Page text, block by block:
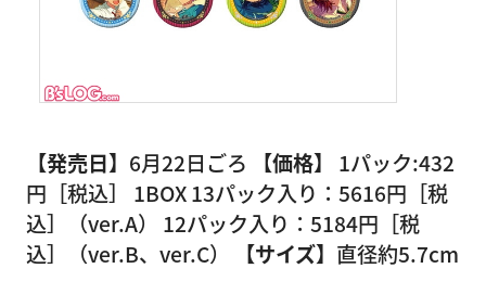
【発売日】 6月22日ごろ 【価格】
1パック:432
円［税込］ 1BOX 13パック入り：5616円［税
込］（ver.A） 12パック入り：5184円［税
込］（ver.B、ver.C）
【サイズ】 直径約5.7cm